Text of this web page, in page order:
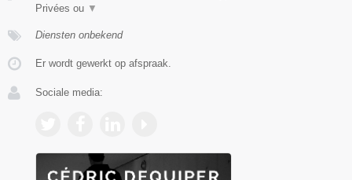
Privées ou ▼
Diensten onbekend
Er wordt gewerkt op afspraak.
Sociale media: